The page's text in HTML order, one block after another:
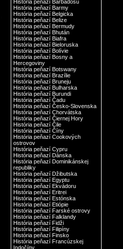
História peňazí Barbadosu
História peňazí Barmy
História peňazí Belgicka
História peňazí Belize
História peňazí Bermudy
História peňazí Bhután
História peňazí Biafra
História peňazí Bieloruska
História peňazí Bolívie
História peňazí Bosny a
Hercegoviny
História peňazí Botswany
História peňazí Brazílie
História peňazí Bruneju
História peňazí Bulharska
História peňazí Burundi
História peňazí Čadu
História peňazí Česko-Slovenska
História peňazí Chorvátska
História peňazí Čiernej Hory
História peňazí Čile
História peňazí Číny
História peňazí Cookových
ostrovov
História peňazí Cypru
História peňazí Dánska
História peňazí Dominikánskej
republiky
História peňazí Džibutska
História peňazí Egyptu
História peňazí Ekvádoru
História peňazí Eritrei
História peňazí Estónska
História peňazí Etiópie
História peňazí Farské ostrovy
História peňazí Falklandy
História peňazí Fidži
História peňazí Filipíny
História peňazí Finsko
História peňazí Francúzskej
Indočíny